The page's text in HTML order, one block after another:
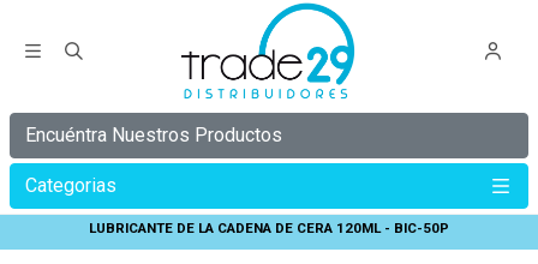
Encuéntra Nuestros Productos
Categorias
LUBRICANTE DE LA CADENA DE CERA 120ML - BIC-50P